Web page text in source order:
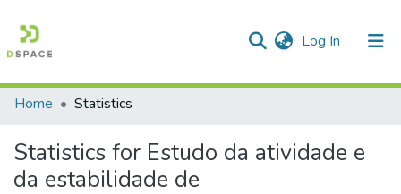
Log In (current)
All of DSpace
Home Statistics
Statistics for Estudo da atividade e
da estabilidade de